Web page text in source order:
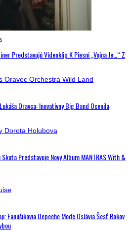
Predstavujú Videoklip K Piesni „Vojna Je…“ Z
Oravca: Inovatívny Big Band Ocenila
Predstavuje Nový Album MANTRAS With &
Fanúšikovia Depeche Mode Oslávia Šesť Rokov